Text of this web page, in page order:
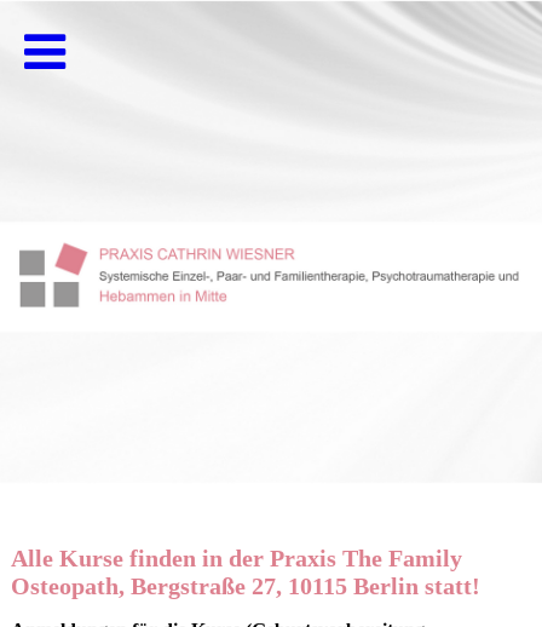
Alle Kurse finden in der Praxis The Family
Osteopath, Bergstraße 27, 10115 Berlin statt!